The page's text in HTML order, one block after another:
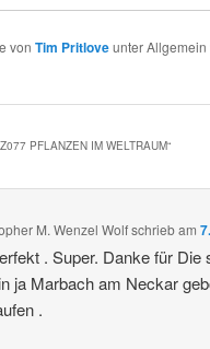
von Tim Pritloveunter
PFLANZEN IM WELTRAUM“
M. Wenzel Wolfschriebam
. Super. Danke für Die
ja Marbach am Neckar
.